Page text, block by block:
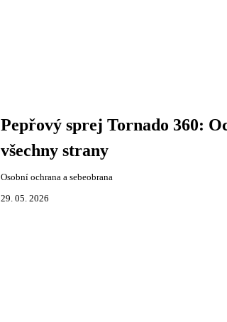
Pepřový sprej Tornado 360:
všechny strany
Osobní ochrana a sebeobrana
29. 05. 2026